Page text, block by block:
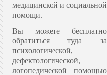
медицинской и социальной
помощи.
Вы можете бесплатно
обратиться туда за
психологической,
дефектологической,
логопедической помощью